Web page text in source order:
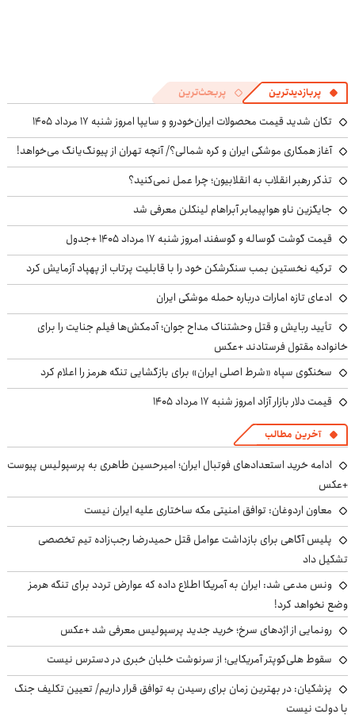
پربازدیدترین پربحث‌ترین
تکان شدید قیمت محصولات ایران‌خودرو و سایپا امروز شنبه ۱۷ مرداد ۱۴۰۵
آغاز همکاری موشکی ایران و کره شمالی؟/ آنچه تهران از پیونگ‌یانگ می‌خواهد!
تذکر رهبر انقلاب به انقلابیون؛ چرا عمل نمی‌کنید؟
جایگزین ناو هواپیمابر آبراهام لینکلن معرفی شد
قیمت گوشت گوساله و گوسفند امروز شنبه ۱۷ مرداد ۱۴۰۵ +جدول
ترکیه نخستین بمب سنگرشکن خود را با قابلیت پرتاب از پهپاد آزمایش کرد
ادعای تازه امارات درباره حمله موشکی ایران
تأیید ربایش و قتل وحشتناک مداح جوان؛ آدمکش‌ها فیلم جنایت را برای
خانواده مقتول فرستادند +عکس
سخنگوی سپاه «شرط اصلی ایران» برای بازگشایی تنگه هرمز را اعلام کرد
قیمت دلار بازار آزاد امروز شنبه ۱۷ مرداد ۱۴۰۵
آخرین مطالب
ادامه خرید استعدادهای فوتبال ایران؛ امیرحسین طاهری به پرسپولیس پیوست
+عکس
معاون اردوغان: توافق امنیتی مکه ساختاری علیه ایران نیست
پلیس آگاهی برای بازداشت عوامل قتل حمیدرضا رجب‌زاده تیم تخصصی
تشکیل داد
ونس مدعی شد: ایران به آمریکا اطلاع داده که عوارض تردد برای تنگه هرمز
وضع نخواهد کرد!
رونمایی از اژدهای سرخ؛ خرید جدید پرسپولیس معرفی شد +عکس
سقوط هلی‌کوپتر آمریکایی؛ از سرنوشت خلبان خبری در دسترس نیست
پزشکیان‌: در بهترین زمان برای رسیدن به توافق قرار داریم/ تعیین تکلیف جنگ
با دولت نیست